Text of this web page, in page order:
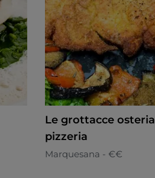
Le grottacce osteria
pizzeria
Marquesana - €€